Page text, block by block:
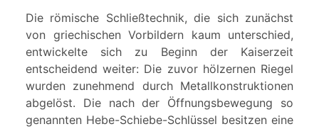
Die römische Schließtechnik, die sich zunächst
von griechischen Vorbildern kaum unterschied,
entwickelte sich zu Beginn der Kaiserzeit
entscheidend weiter: Die zuvor hölzernen Riegel
wurden zunehmend durch Metallkonstruktionen
abgelöst. Die nach der Öffnungsbewegung so
genannten Hebe-Schiebe-Schlüssel besitzen eine